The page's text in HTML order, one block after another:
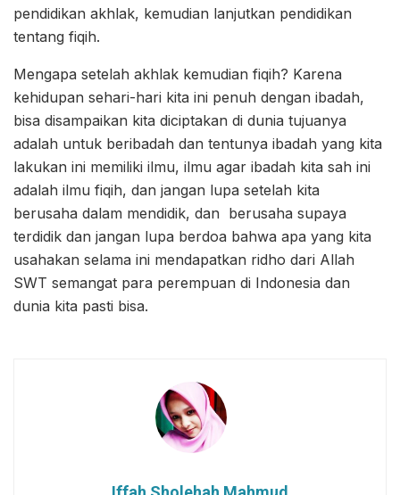
pendidikan akhlak, kemudian lanjutkan pendidikan
tentang fiqih.
Mengapa setelah akhlak kemudian fiqih? Karena
kehidupan sehari-hari kita ini penuh dengan ibadah,
bisa disampaikan kita diciptakan di dunia tujuanya
adalah untuk beribadah dan tentunya ibadah yang kita
lakukan ini memiliki ilmu, ilmu agar ibadah kita sah ini
adalah ilmu fiqih, dan jangan lupa setelah kita
berusaha dalam mendidik, dan berusaha supaya
terdidik dan jangan lupa berdoa bahwa apa yang kita
usahakan selama ini mendapatkan ridho dari Allah
SWT semangat para perempuan di Indonesia dan
dunia kita pasti bisa.